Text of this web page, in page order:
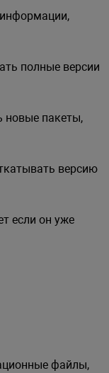
полные версии
новые пакеты,
версию
если он уже
файлы,